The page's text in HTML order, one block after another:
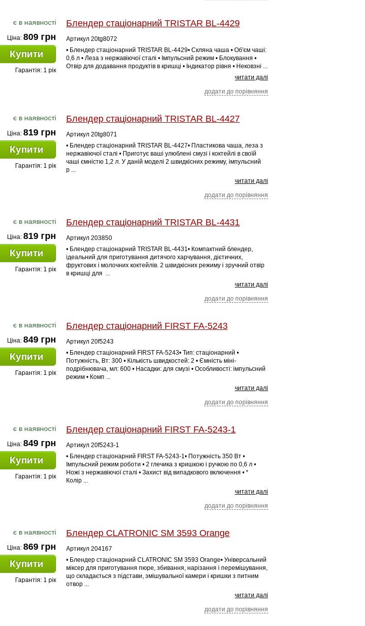
є в наявності
Ціна: 809 грн
Купити
Гарантія: 1 рік
Блендер стаціонарний TRISTAR BL-4429
Артикул 20tg8072
• Блендер стаціонарний TRISTAR BL-4429• Скляна чаша • Об'єм чаші:
0,6 л • Леза з нержавіючої сталі • Імпульсний режим • Блокування •
Отвір для додавання продуктів в кришці • Індикатор рівня • Нековзні ...
читати далі
додати до порівняння
є в наявності
Ціна: 819 грн
Купити
Гарантія: 1 рік
Блендер стаціонарний TRISTAR BL-4427
Артикул 20tg8071
• Блендер стаціонарний TRISTAR BL-4427• Пластикова чаша, леза з
нержавіючої сталі • Приготує ваші улюблені смузі і коктейлі в своїй
чаші ємністю 1,2 л. У даній моделі 2 швидкісних режиму, імпульсний
р ...
читати далі
додати до порівняння
є в наявності
Ціна: 819 грн
Купити
Гарантія: 1 рік
Блендер стаціонарний TRISTAR BL-4431
Артикул 203850
• Блендер стаціонарний TRISTAR BL-4431• Компактний блендер,
ідеальний для приготування дитячого харчування, дієтичних,
фруктових і молочних коктейлів. 2 швидкісних режиму і зручний отвір
в кришці для ...
читати далі
додати до порівняння
є в наявності
Ціна: 849 грн
Купити
Гарантія: 1 рік
Блендер стаціонарний FIRST FA-5243
Артикул 20f5243
• Блендер стаціонарний FIRST FA-5243• Тип: стаціонарний •
Потужність, Вт: 300 • Кількість швидкостей: 2 • Ємність міні-
подрібнювача, мл: 600 • Насадки: для смузі • Особливості: імпульсний
режим • Комп ...
читати далі
додати до порівняння
є в наявності
Ціна: 849 грн
Купити
Гарантія: 1 рік
Блендер стаціонарний FIRST FA-5243-1
Артикул 20f5243-1
• Блендер стаціонарний FIRST FA-5243-1• Потужність 350 Вт •
Імпульсний режим роботи • 2 глечика з кришкою і ручкою по 0,6 л •
Ножі з нержавіючої сталі • Захист від випадкового включення • *
Колір ...
читати далі
додати до порівняння
є в наявності
Ціна: 869 грн
Купити
Гарантія: 1 рік
Блендер CLATRONIC SM 3593 Orange
Артикул 204167
• Блендер стаціонарний CLATRONIC SM 3593 Orange• Універсальний
міксер для приготування пюре, збивання, нарізання і перемішування,
що складається з підстави, змішувальної камери і кришки з питним
отвор ...
читати далі
додати до порівняння